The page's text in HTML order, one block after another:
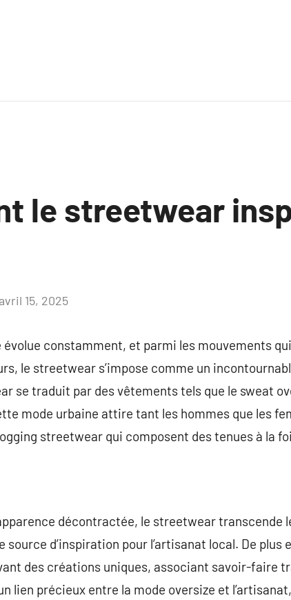
le streetwear
avril 15, 2025
évolue constamment, et parmi les mouvements
le streetwear s’impose comme un
se traduit par des vêtements tels que le sweat
mode urbaine attire tant les hommes que les
streetwear qui composent des tenues à la
décontractée, le streetwear
source d’inspiration pour l’artisanat local. De
des créations uniques, associant savoir-faire
lien précieux entre la mode oversize et